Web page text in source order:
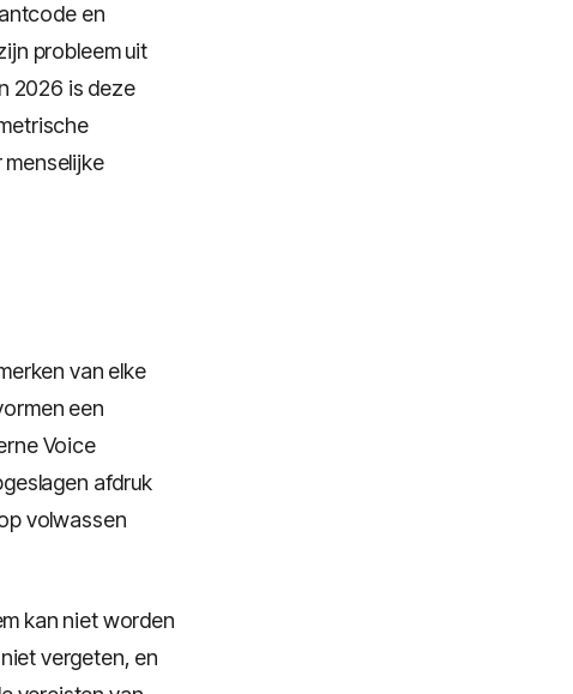
en
probleem uit
2026 is deze
van elke
een
Voice
afdruk
volwassen
kan niet worden
vergeten, en